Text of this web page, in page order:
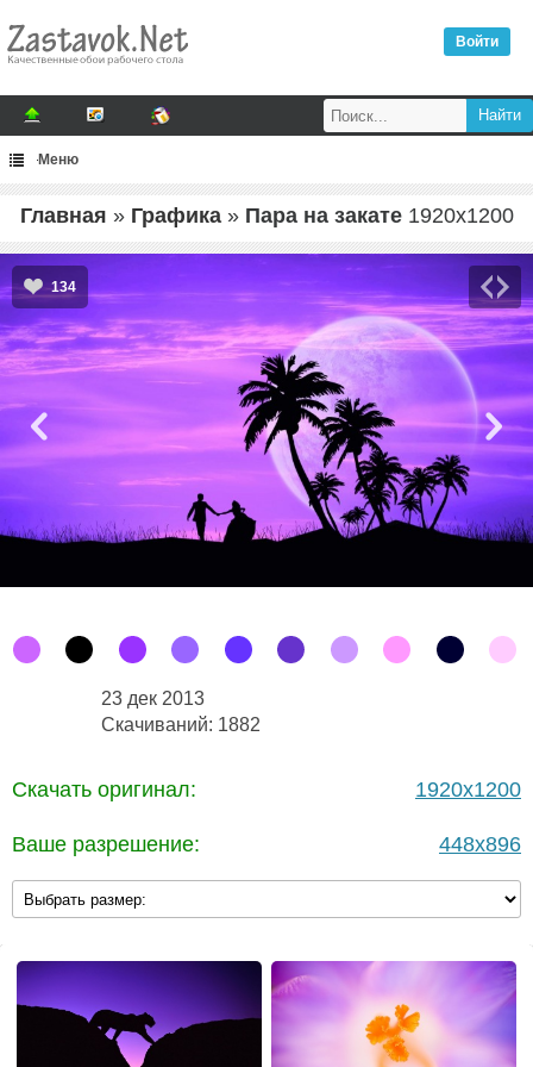
Войти
Меню
Главная » Графика» Пара на закате 1920x1200
134
23 дек 2013
Скачиваний: 1882
Скачать оригинал: 1920x1200
Ваше разрешение: 448x896